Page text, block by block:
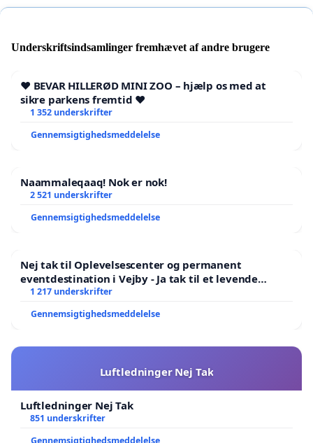
Underskriftsindsamlinger fremhævet af andre brugere
❤️ BEVAR HILLERØD MINI ZOO – hjælp os med at
sikre parkens fremtid ❤️
1 352 underskrifter
Gennemsigtighedsmeddelelse
Naammaleqaaq! Nok er nok!
2 521 underskrifter
Gennemsigtighedsmeddelelse
Nej tak til Oplevelsescenter og permanent
eventdestination i Vejby - Ja tak til et levende
lokalområde i balance
1 217 underskrifter
Gennemsigtighedsmeddelelse
Luftledninger Nej Tak
Luftledninger Nej Tak
851 underskrifter
Gennemsigtighedsmeddelelse